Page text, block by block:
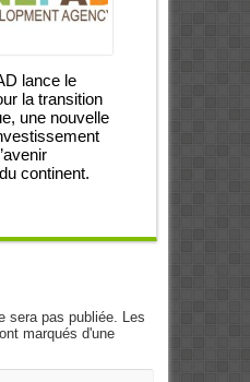
lance le
la transition
une nouvelle
continent.
sera pas publiée. Les
marqués d'une